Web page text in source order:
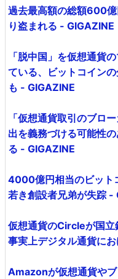
過去最高額の総額600
り盗まれる - GIGAZINE
「脱中国」を仮想通貨
ている、ビットコイン
も - GIGAZINE
「仮想通貨取引のブロ
出を義務づける可能性
る - GIGAZINE
4000億円相当のビット
若き創設者兄弟が失踪 -
仮想通貨のCircleが国立
事実上デジタル通貨に
Amazonが仮想通貨や